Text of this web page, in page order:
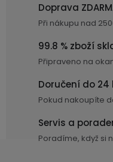
Doprava
Při nákupu nad
99.8 % zboží
Připraveno na
Doručení do 24
Pokud nakoupíte
Servis a
Poradíme, když si